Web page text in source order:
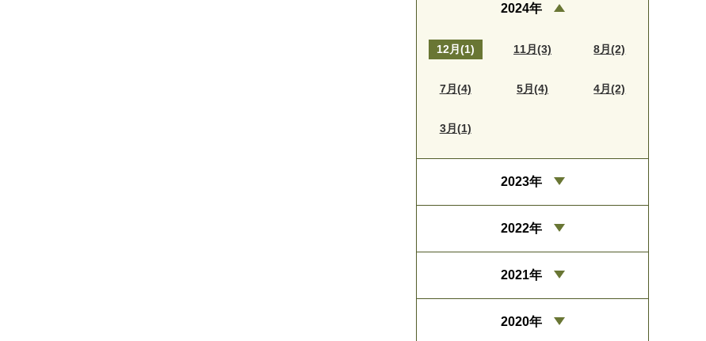
2024年
12月(1) 11月(3) 8月(2)
7月(4) 5月(4) 4月(2)
3月(1)
2023年
2022年
2021年
2020年